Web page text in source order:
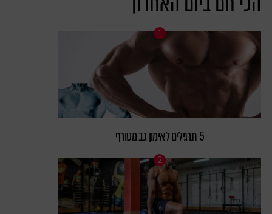
5 תרגילים לאימון גב מטורף